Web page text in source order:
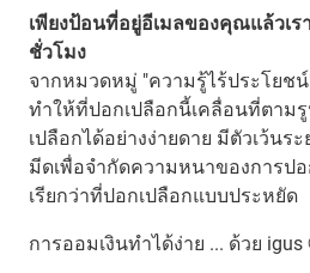
เพียงป้อนที่อยู่อีเมลของคุณแล้วเ
ชั่วโมง
จากหมวดหมู่ "ความรู้ไร้ประโยช
ทำให้ที่ปอกเปลือกนี้เคลื่อนที่ตาม
เปลือกได้อย่างง่ายดาย มีตัวเว้นร
มีดเพื่อจำกัดความหนาของการป
เรียกว่าที่ปอกเปลือกแบบประหยัด
การออมเงินทำได้ง่าย ... ด้วย igus